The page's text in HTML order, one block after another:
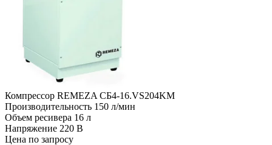
Компрессор REMEZA СБ4-16.VS204KM
Производительность 150 л/мин
Объем ресивера 16 л
Напряжение 220 В
Цена по запросу